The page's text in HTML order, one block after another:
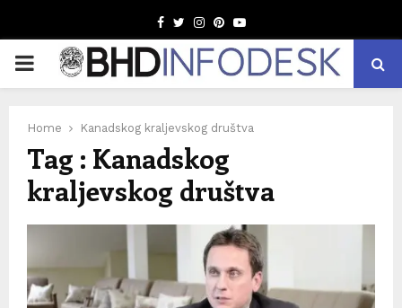
Facebook
TwitterInstagram
Pinterest
Youtube
PRIMARY
Home Kanadskog kraljevskog društva
Tag : Kanadskog
kraljevskog društva